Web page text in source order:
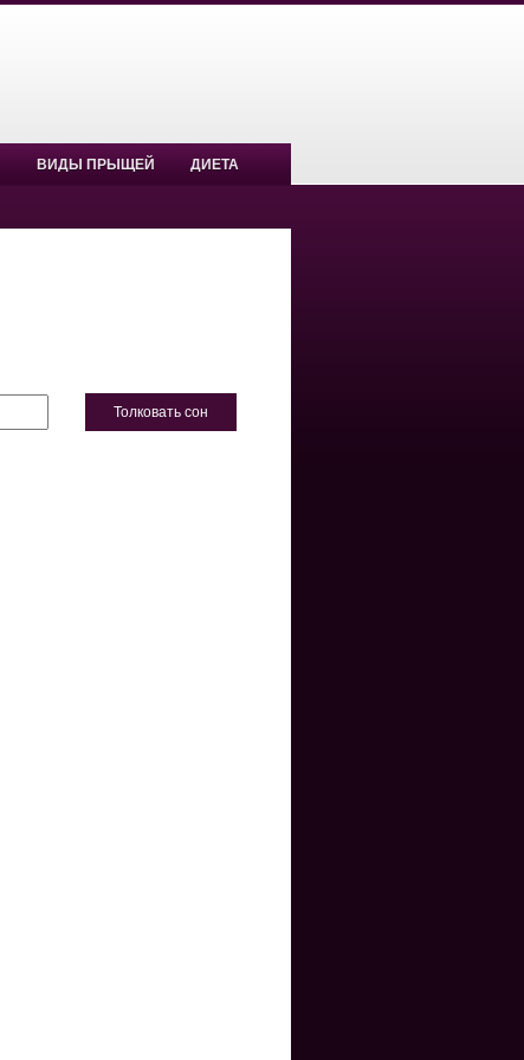
ВИДЫ ПРЫЩЕЙ ДИЕТА
Толковать сон